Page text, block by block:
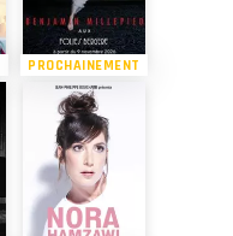
PROCHAINEMENT